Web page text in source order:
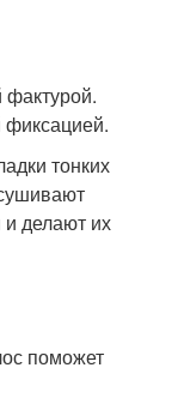
тонких
и делают их
поможет